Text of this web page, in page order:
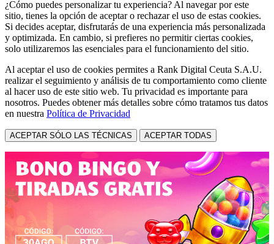
¿Cómo puedes personalizar tu experiencia? Al navegar por este
sitio, tienes la opción de aceptar o rechazar el uso de estas cookies.
Si decides aceptar, disfrutarás de una experiencia más personalizada
y optimizada. En cambio, si prefieres no permitir ciertas cookies,
solo utilizaremos las esenciales para el funcionamiento del sitio.
Al aceptar el uso de cookies permites a Rank Digital Ceuta S.A.U.
realizar el seguimiento y análisis de tu comportamiento como cliente
al hacer uso de este sitio web. Tu privacidad es importante para
nosotros. Puedes obtener más detalles sobre cómo tratamos tus datos
en nuestra Política de Privacidad
ACEPTAR SÓLO LAS TÉCNICAS ACEPTAR TODAS